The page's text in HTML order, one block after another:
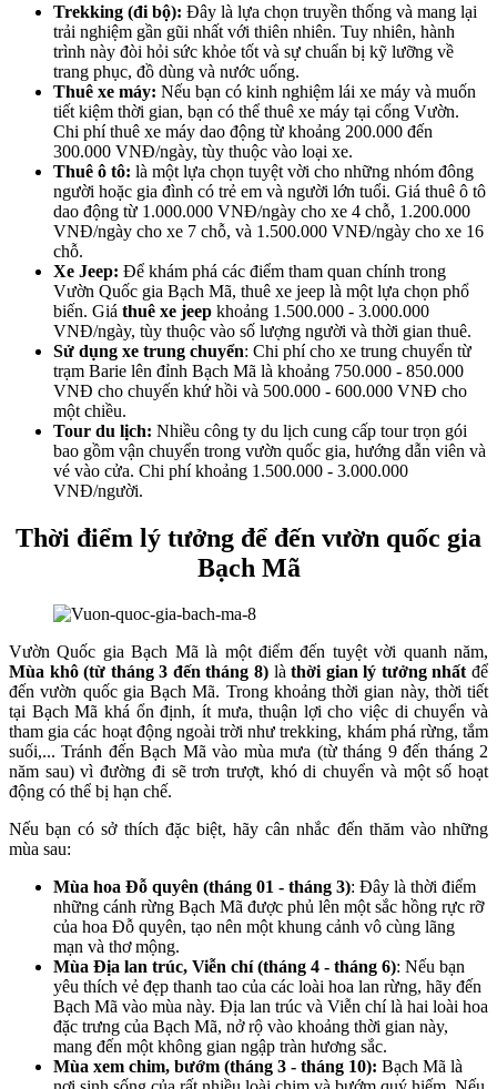
Trekking (đi bộ): Đây là lựa chọn truyền thống và mang lại
trải nghiệm gần gũi nhất với thiên nhiên. Tuy nhiên, hành
trình này đòi hỏi sức khỏe tốt và sự chuẩn bị kỹ lưỡng về
trang phục, đồ dùng và nước uống.
Thuê xe máy: Nếu bạn có kinh nghiệm lái xe máy và muốn
tiết kiệm thời gian, bạn có thể thuê xe máy tại cổng Vườn.
Chi phí thuê xe máy dao động từ khoảng 200.000 đến
300.000 VNĐ/ngày, tùy thuộc vào loại xe.
Thuê ô tô: là một lựa chọn tuyệt vời cho những nhóm đông
người hoặc gia đình có trẻ em và người lớn tuổi. Giá thuê ô tô
dao động từ 1.000.000 VNĐ/ngày cho xe 4 chỗ, 1.200.000
VNĐ/ngày cho xe 7 chỗ, và 1.500.000 VNĐ/ngày cho xe 16
chỗ.
Xe Jeep: Để khám phá các điểm tham quan chính trong
Vườn Quốc gia Bạch Mã, thuê xe jeep là một lựa chọn phổ
biến. Giá thuê xe jeep khoảng 1.500.000 - 3.000.000
VNĐ/ngày, tùy thuộc vào số lượng người và thời gian thuê.
Sử dụng xe trung chuyển: Chi phí cho xe trung chuyển từ
trạm Barie lên đỉnh Bạch Mã là khoảng 750.000 - 850.000
VNĐ cho chuyến khứ hồi và 500.000 - 600.000 VNĐ cho
một chiều.
Tour du lịch: Nhiều công ty du lịch cung cấp tour trọn gói
bao gồm vận chuyển trong vườn quốc gia, hướng dẫn viên và
vé vào cửa. Chi phí khoảng 1.500.000 - 3.000.000
VNĐ/người.
Thời điểm lý tưởng để đến vườn quốc gia
Bạch Mã
Vườn Quốc gia Bạch Mã là một điểm đến tuyệt vời quanh năm,
Mùa khô (từ tháng 3 đến tháng 8) làthời gian lý tưởng nhấtđể
đến vườn quốc gia Bạch Mã. Trong khoảng thời gian này, thời tiết
tại Bạch Mã khá ổn định, ít mưa, thuận lợi cho việc di chuyển và
tham gia các hoạt động ngoài trời như trekking, khám phá rừng, tắm
suối,... Tránh đến Bạch Mã vào mùa mưa (từ tháng 9 đến tháng 2
năm sau) vì đường đi sẽ trơn trượt, khó di chuyển và một số hoạt
động có thể bị hạn chế.
Nếu bạn có sở thích đặc biệt, hãy cân nhắc đến thăm vào những
mùa sau:
Mùa hoa Đỗ quyên (tháng 01 - tháng 3): Đây là thời điểm
những cánh rừng Bạch Mã được phủ lên một sắc hồng rực rỡ
của hoa Đỗ quyên, tạo nên một khung cảnh vô cùng lãng
mạn và thơ mộng.
Mùa Địa lan trúc, Viễn chí (tháng 4 - tháng 6): Nếu bạn
yêu thích vẻ đẹp thanh tao của các loài hoa lan rừng, hãy đến
Bạch Mã vào mùa này. Địa lan trúc và Viễn chí là hai loài hoa
đặc trưng của Bạch Mã, nở rộ vào khoảng thời gian này,
mang đến một không gian ngập tràn hương sắc.
Mùa xem chim, bướm (tháng 3 - tháng 10): Bạch Mã là